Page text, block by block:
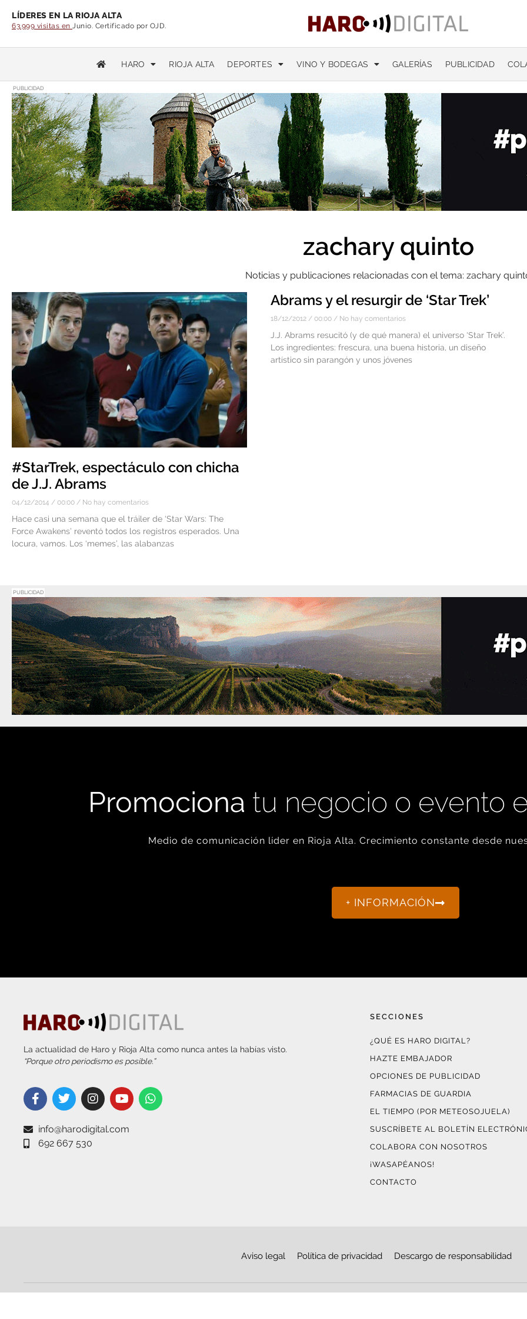
LÍDERES EN LA RIOJA ALTA
63.999 visitas en Junio. Certificado por OJD.
HARO RIOJA ALTA DEPORTES VINO Y BODEGAS GALERÍAS PUBLICIDAD
PUBLICIDAD
zachary quinto
Noticias y publicaciones relacionadas con el tema: zachary
#StarTrek, espectáculo con chicha
de J.J. Abrams
04/12/2014 00:00 No hay comentarios
Hace casi una semana que el tráiler de ‘Star Wars: The
Force Awakens’ reventó todos los registros esperados. Una
locura, vamos. Los ‘memes’, las alabanzas
Abrams y el resurgir de ‘Star Trek’
18/12/2012 00:00 No hay comentarios
J.J. Abrams resucitó (y de qué manera) el universo ‘Star Trek’.
Los ingredientes: frescura, una buena historia, un diseño
artístico sin parangón y unos jóvenes
PUBLICIDAD
Promociona tu negocio o evento
Medio de comunicación líder en Rioja Alta. Crecimiento constante desde
+ INFORMACIÓN
La actualidad de Haro y Rioja Alta como nunca antes la habías visto.
“Porque otro periodismo es posible.”
info@harodigital.com
692 667 530
SECCIONES
¿QUÉ ES HARO DIGITAL?
HAZTE EMBAJADOR
OPCIONES DE PUBLICIDAD
FARMACIAS DE GUARDIA
EL TIEMPO (POR METEOSOJUELA)
SUSCRÍBETE AL BOLETÍN
COLABORA CON NOSOTROS
¡WASAPÉANOS!
CONTACTO
Aviso legal Política de privacidad Descargo de responsabilidad